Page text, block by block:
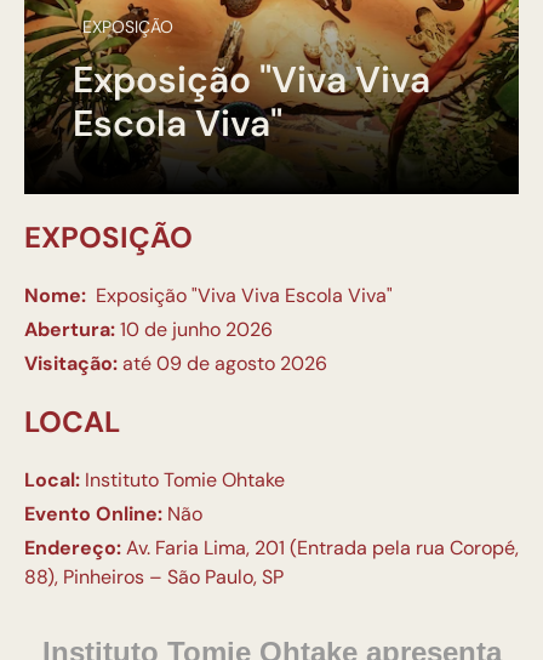
EXPOSIÇÃO
Exposição "Viva Viva
Escola Viva"
EXPOSIÇÃO
Nome: Exposição "Viva Viva Escola Viva"
Abertura:10 de junho 2026
Visitação:até 09 de agosto 2026
LOCAL
Local: Instituto Tomie Ohtake
Evento Online: Não
Endereço:Av. Faria Lima, 201 (Entrada pela rua Coropé,
88), Pinheiros – São Paulo, SP
Instituto Tomie Ohtake apresenta